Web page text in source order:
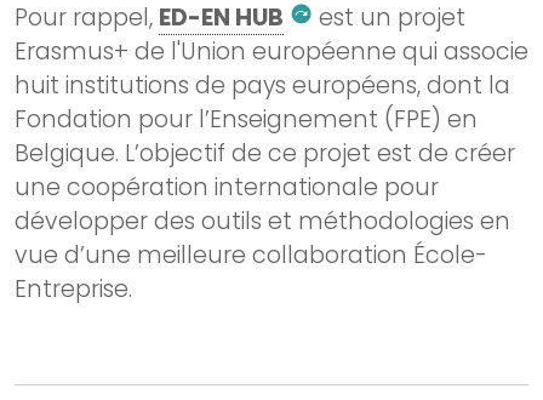
Pour rappel, ED-EN HUB next_plan est un projet
Erasmus+ de l'Union européenne qui associe
huit institutions de pays européens, dont la
Fondation pour l’Enseignement (FPE) en
Belgique. L’objectif de ce projet est de créer
une coopération internationale pour
développer des outils et méthodologies en
vue d’une meilleure collaboration École-
Entreprise.